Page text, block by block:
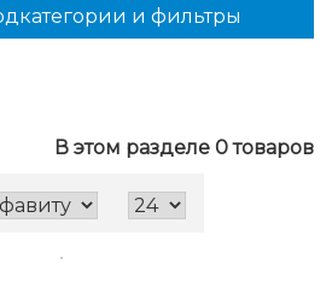
В этом разделе 0 товаров
и фильтры